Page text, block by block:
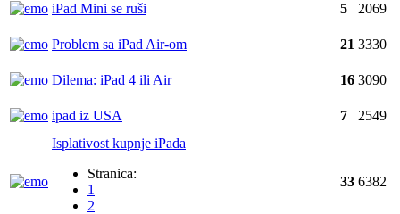
iPad Mini se ruši 5 2069
Problem sa iPad Air-om 21 3330
Dilema: iPad 4 ili Air 16 3090
ipad iz USA 7
2549
Isplativost kupnje iPada
Stranica:
1
2
33 6382